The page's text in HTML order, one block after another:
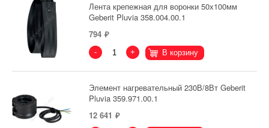
Лента крепежная для воронки 50х100мм
Geberit Pluvia 358.004.00.1
794
- + В корзину
Элемент нагревательный 230В/8Вт Geberit
Pluvia 359.971.00.1
12 641